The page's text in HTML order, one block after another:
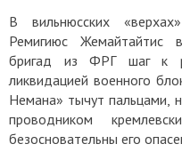
В вильнюсских
Ремигиюс Жемайтайтис
бригад из ФРГ шаг к
ликвидацией военного
Немана» тычут пальцами,
проводником
безосновательны его